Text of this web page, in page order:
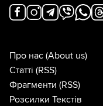
Про нас (About us)
Статті (RSS)
Фрагменти (RSS)
Розсилки Текстів